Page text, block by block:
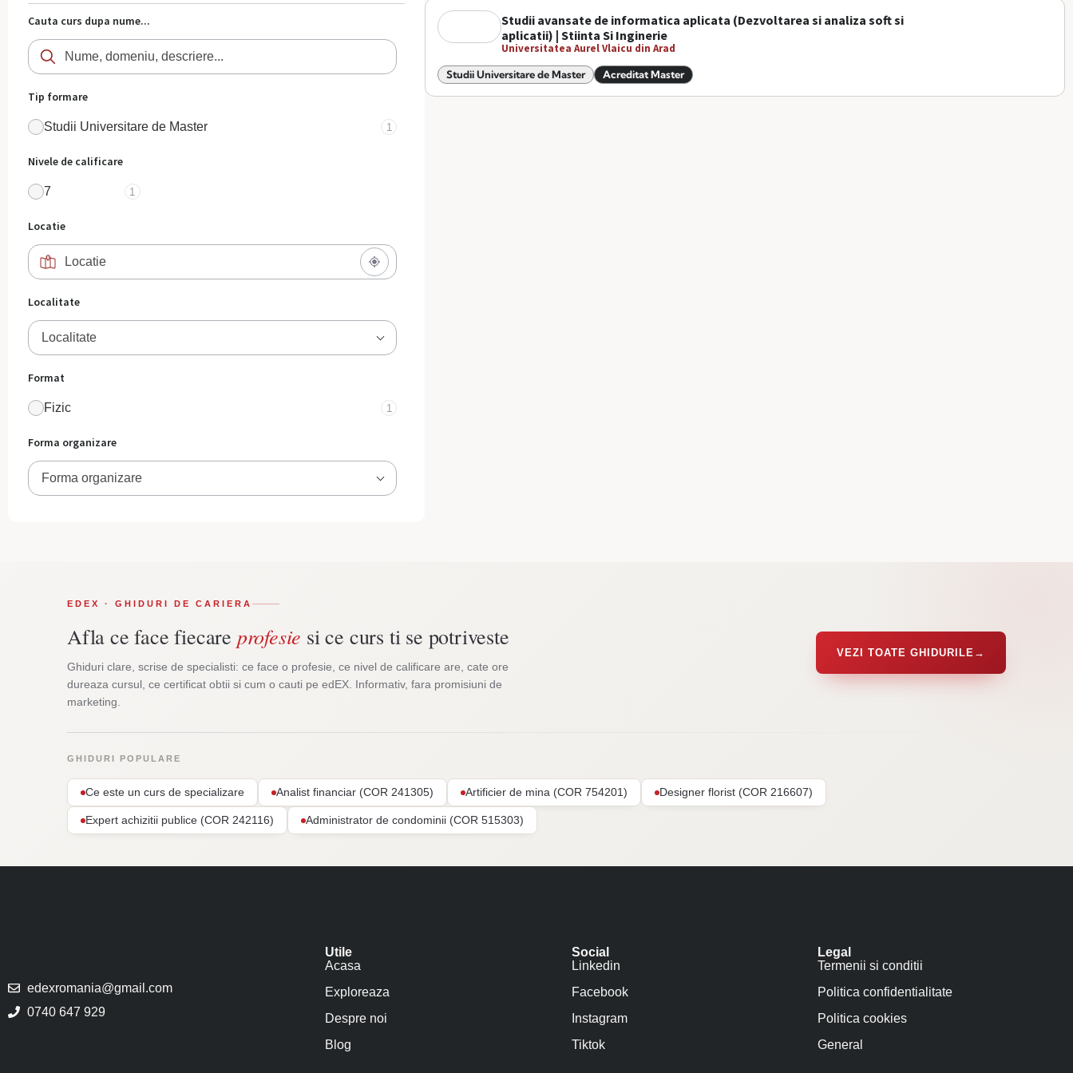
Cauta curs dupa nume...
Tip formare
Studii Universitare de Master 1
Nivele de calificare
7 1
Locatie
Localitate
Localitate
Format
Fizic 1
Forma organizare
Forma organizare
Studii avansate de informatica aplicata (Dezvoltarea si analiza soft si
aplicatii) | Stiinta Si Inginerie
Universitatea Aurel Vlaicu din Arad
Studii Universitare de Master Acreditat Master
EDEX · GHIDURI DE CARIERA
Afla ce face fiecare profesie si ce curs ti se potriveste
Ghiduri clare, scrise de specialisti: ce face o profesie, ce nivel de calificare are, cate ore
dureaza cursul, ce certificat obtii si cum o cauti pe edEX. Informativ, fara promisiuni de
marketing.
VEZI TOATE GHIDURILE →
GHIDURI POPULARE
Ce este un curs de specializare Analist financiar (COR 241305) Artificier de mina (COR 754201) Designer florist (COR 216607)
Expert achizitii publice (COR 242116) Administrator de condominii (COR 515303)
edexromania@gmail.com
0740 647 929
Utile
Acasa
Exploreaza
Despre noi
Blog
Social
Linkedin
Facebook
Instagram
Tiktok
Legal
Termenii si conditii
Politica confidentialitate
Politica cookies
General